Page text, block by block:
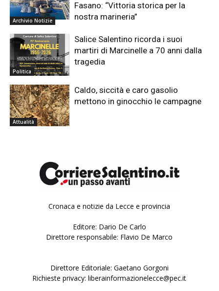
Archivio Notizie
Fasano: “Vittoria storica per la
nostra marineria”
Politica
Salice Salentino ricorda i suoi
martiri di Marcinelle a 70 anni dalla
tragedia
Attualità
Caldo, siccità e caro gasolio
mettono in ginocchio le campagne
Cronaca e notizie da Lecce e provincia
Editore: Dario De Carlo
Direttore responsabile: Flavio De Marco
Direttore Editoriale: Gaetano Gorgoni
Richieste privacy: liberainformazionelecce@pec.it